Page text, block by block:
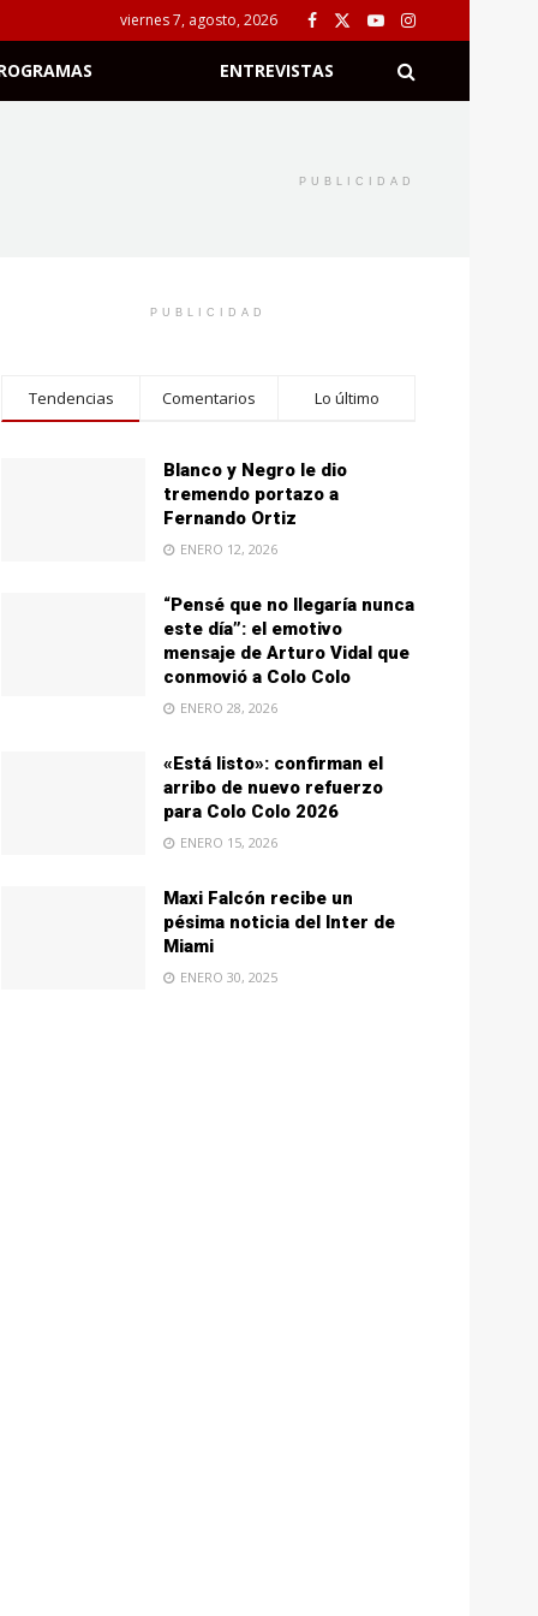
viernes 7, agosto, 2026
ENTREVISTAS
PUBLICIDAD
PUBLICIDAD
Tendencias Comentarios Lo último
Blanco y Negro le dio
tremendo portazo a
Fernando Ortiz
ENERO 12, 2026
“Pensé que no llegaría nunca
este día”: el emotivo
mensaje de Arturo Vidal que
conmovió a Colo Colo
ENERO 28, 2026
«Está listo»: confirman el
arribo de nuevo refuerzo
para Colo Colo 2026
ENERO 15, 2026
Maxi Falcón recibe un
pésima noticia del Inter de
Miami
ENERO 30, 2025